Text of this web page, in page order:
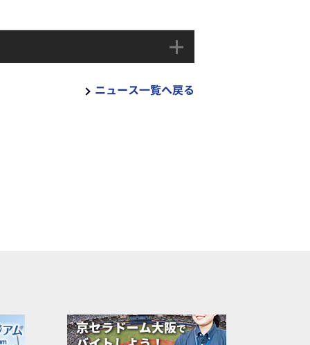
ニュース一覧へ戻る